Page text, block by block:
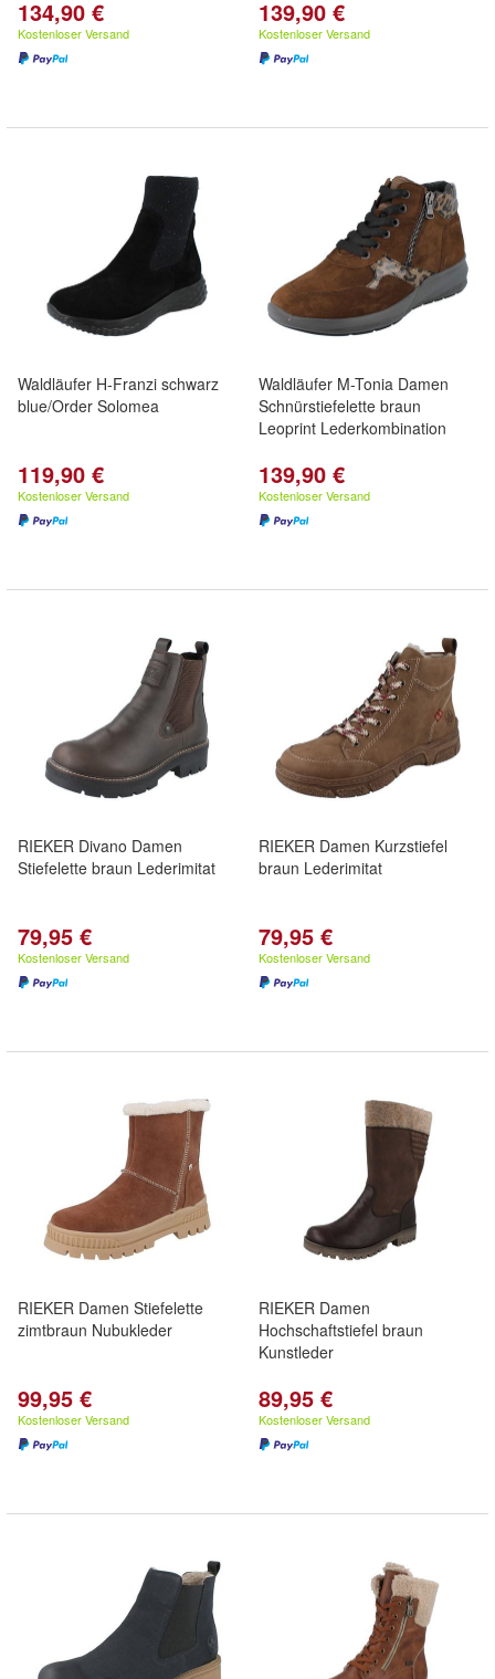
134,90 €
Kostenloser Versand
139,90 €
Kostenloser Versand
Waldläufer H-Franzi schwarz
blue/Order Solomea
119,90 €
Kostenloser Versand
Waldläufer M-Tonia Damen
Schnürstiefelette braun
Leoprint Lederkombination
139,90 €
Kostenloser Versand
RIEKER Divano Damen
Stiefelette braun Lederimitat
79,95 €
Kostenloser Versand
RIEKER Damen Kurzstiefel
braun Lederimitat
79,95 €
Kostenloser Versand
RIEKER Damen Stiefelette
zimtbraun Nubukleder
99,95 €
Kostenloser Versand
RIEKER Damen
Hochschaftstiefel braun
Kunstleder
89,95 €
Kostenloser Versand